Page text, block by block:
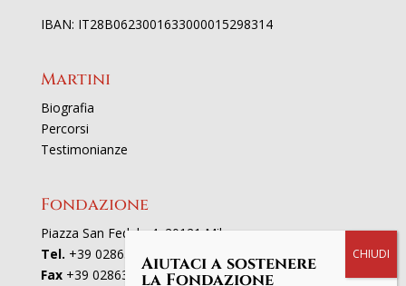
IBAN: IT28B0623001633000015298314
Martini
Biografia
Percorsi
Testimonianze
Fondazione
Piazza San Fedele 4, 20121 Milano
Tel. +39 02863521
Fax+39 0286352801Aiutaci a sostenere
la Fondazione